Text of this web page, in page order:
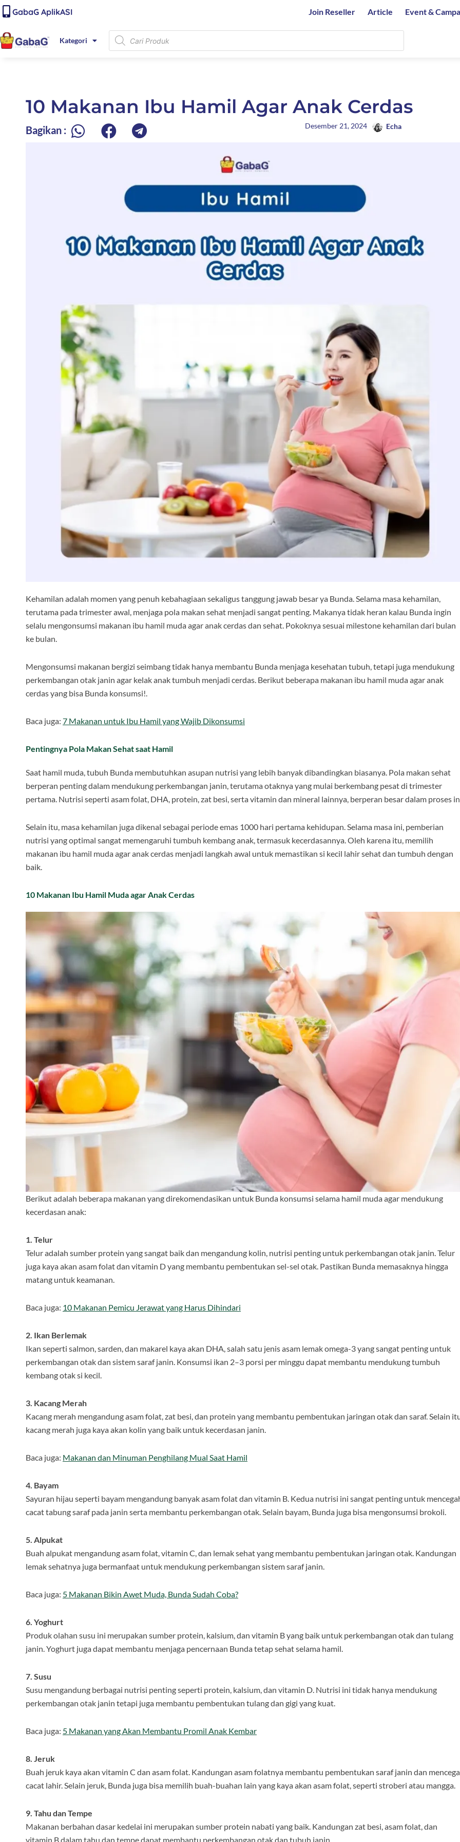
content
Lewati
ke
konten
GabaG AplikASI Join Reseller Article Event &
Kategori
Products
search
10 Makanan Ibu Hamil Agar Anak Cerdas
Bagikan : Desember 21, 2024 Echa
Kehamilan adalah momen yang penuh kebahagiaan sekaligus tanggung jawab besar ya Bunda. Selama masa kehamilan,
terutama pada trimester awal, menjaga pola makan sehat menjadi sangat penting. Makanya tidak heran kalau Bunda ingin
selalu mengonsumsi makanan ibu hamil muda agar anak cerdas dan sehat. Pokoknya sesuai milestone kehamilan dari bulan
ke bulan.
Mengonsumsi makanan bergizi seimbang tidak hanya membantu Bunda menjaga kesehatan tubuh, tetapi juga mendukung
perkembangan otak janin agar kelak anak tumbuh menjadi cerdas. Berikut beberapa makanan ibu hamil muda agar anak
cerdas yang bisa Bunda konsumsi!.
Baca juga: 7 Makanan untuk Ibu Hamil yang Wajib Dikonsumsi
Pentingnya Pola Makan Sehat saat Hamil
Saat hamil muda, tubuh Bunda membutuhkan asupan nutrisi yang lebih banyak dibandingkan biasanya. Pola makan sehat
berperan penting dalam mendukung perkembangan janin, terutama otaknya yang mulai berkembang pesat di trimester
pertama. Nutrisi seperti asam folat, DHA, protein, zat besi, serta vitamin dan mineral lainnya, berperan besar dalam proses
Selain itu, masa kehamilan juga dikenal sebagai periode emas 1000 hari pertama kehidupan. Selama masa ini, pemberian
nutrisi yang optimal sangat memengaruhi tumbuh kembang anak, termasuk kecerdasannya. Oleh karena itu, memilih
makanan ibu hamil muda agar anak cerdas menjadi langkah awal untuk memastikan si kecil lahir sehat dan tumbuh dengan
baik.
10 Makanan Ibu Hamil Muda agar Anak Cerdas
Berikut adalah beberapa makanan yang direkomendasikan untuk Bunda konsumsi selama hamil muda agar mendukung
kecerdasan anak:
1. Telur
Telur adalah sumber protein yang sangat baik dan mengandung kolin, nutrisi penting untuk perkembangan otak janin. Telur
juga kaya akan asam folat dan vitamin D yang membantu pembentukan sel-sel otak. Pastikan Bunda memasaknya hingga
matang untuk keamanan.
Baca juga: 10 Makanan Pemicu Jerawat yang Harus Dihindari
2. Ikan Berlemak
Ikan seperti salmon, sarden, dan makarel kaya akan DHA, salah satu jenis asam lemak omega-3 yang sangat penting untuk
perkembangan otak dan sistem saraf janin. Konsumsi ikan 2–3 porsi per minggu dapat membantu mendukung tumbuh
kembang otak si kecil.
3. Kacang Merah
Kacang merah mengandung asam folat, zat besi, dan protein yang membantu pembentukan jaringan otak dan saraf. Selain
kacang merah juga kaya akan kolin yang baik untuk kecerdasan janin.
Baca juga: Makanan dan Minuman Penghilang Mual Saat Hamil
4. Bayam
Sayuran hijau seperti bayam mengandung banyak asam folat dan vitamin B. Kedua nutrisi ini sangat penting untuk
cacat tabung saraf pada janin serta membantu perkembangan otak. Selain bayam, Bunda juga bisa mengonsumsi brokoli.
5. Alpukat
Buah alpukat mengandung asam folat, vitamin C, dan lemak sehat yang membantu pembentukan jaringan otak. Kandungan
lemak sehatnya juga bermanfaat untuk mendukung perkembangan sistem saraf janin.
Baca juga: 5 Makanan Bikin Awet Muda, Bunda Sudah Coba?
6. Yoghurt
Produk olahan susu ini merupakan sumber protein, kalsium, dan vitamin B yang baik untuk perkembangan otak dan tulang
janin. Yoghurt juga dapat membantu menjaga pencernaan Bunda tetap sehat selama hamil.
7. Susu
Susu mengandung berbagai nutrisi penting seperti protein, kalsium, dan vitamin D. Nutrisi ini tidak hanya mendukung
perkembangan otak janin tetapi juga membantu pembentukan tulang dan gigi yang kuat.
Baca juga: 5 Makanan yang Akan Membantu Promil Anak Kembar
8. Jeruk
Buah jeruk kaya akan vitamin C dan asam folat. Kandungan asam folatnya membantu pembentukan saraf janin dan
cacat lahir. Selain jeruk, Bunda juga bisa memilih buah-buahan lain yang kaya akan asam folat, seperti stroberi atau mangga.
9. Tahu dan Tempe
Makanan berbahan dasar kedelai ini merupakan sumber protein nabati yang baik. Kandungan zat besi, asam folat, dan
vitamin B dalam tahu dan tempe dapat membantu perkembangan otak dan tubuh janin.